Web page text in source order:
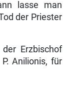
lasse man
der Priester
Erzbischof
Anilionis, für